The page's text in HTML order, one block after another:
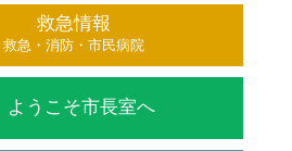
救急情報
救急・消防・市民病院
ようこそ市長室へ